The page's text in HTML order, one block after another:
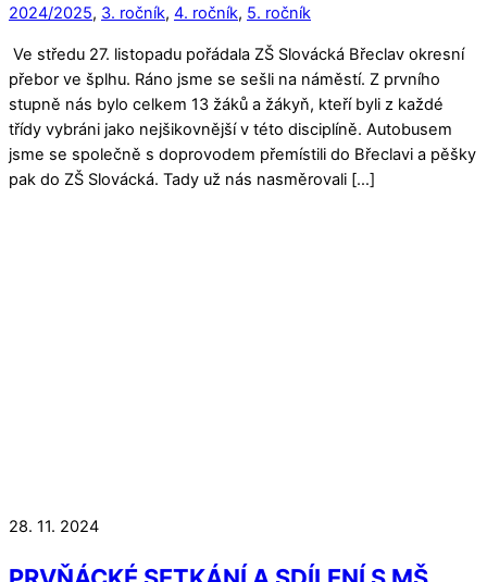
2024/2025, 3. ročník, 4. ročník, 5. ročník
Ve středu 27. listopadu pořádala ZŠ Slovácká Břeclav okresní
přebor ve šplhu. Ráno jsme se sešli na náměstí. Z prvního
stupně nás bylo celkem 13 žáků a žákyň, kteří byli z každé
třídy vybráni jako nejšikovnější v této disciplíně. Autobusem
jsme se společně s doprovodem přemístili do Břeclavi a pěšky
pak do ZŠ Slovácká. Tady už nás nasměrovali […]
28. 11. 2024